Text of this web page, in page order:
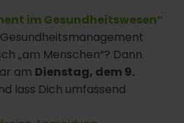
im Gesundheitswesen“
„am Menschen“? Dann
am Dienstag, dem 9.
lass Dich umfassend